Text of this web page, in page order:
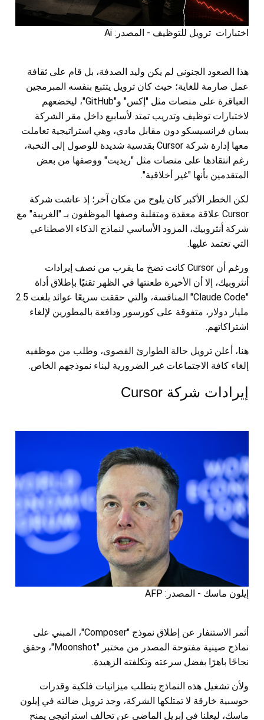
اختبارات ترويل للتوظيف - المصدر: Ai
هذا الصعود الجنوني لم يكن وليد الصدفة، بل قام على ثقافة
عمل صارمة للغاية؛ حيث كان ترويل يتتبع بنفسه المبرمجين
العباقرة على منصات مثل "إكس" و"GitHub"، ليخضعهم
لاختبارات توظيف وتدريب تمتد لأسابيع داخل مقر الشركة
بسان فرانسيسكو دون مقابل مادي، وهي استراتيجية تعاملت
معها إدارة شركة Cursor بقدسية شديدة للوصول إلى النخبة،
رغم انتقادها على منصات مثل "ريديت" ووصفها من بعض
المتقدمين بأنها "غير أخلاقية".
لكن الخطر الأكبر كان يلوح من مكان آخر؛ إذ عاشت شركة
Cursor علاقة معقدة ومتقلبة وصفها الموظفون بـ "الغريبة" مع
شركة أنثروبيك، المزود الأساسي لنماذج الذكاء الاصطناعي
التي تعتمد عليها.
ورغم أن Cursor كانت تضخ ما يقرب من نصف إيرادات
أنثروبيك، إلا أن الأخيرة طعنتها في الظهر تقنيًا بإطلاق أداة
"Claude Code" المنافسة، والتي حققت سريعًا عوائد بلغت 2.5
مليار دولار، متفوقة على كورسور ودافعة بالمطورين لإلغاء
اشتراكاتهم.
هنا، أعلن ترويل حالة الطوارئ القصوى، وطلب من موظفيه
إلغاء كافة الاجتماعات غير الضرورية لبناء نموذجهم الخاص.
إيرادات شركة Cursor
إيلون ماسك - المصدر: AFP
أثمر الاستنفار عن إطلاق نموذج "Composer"، المبني على
نماذج صينية مفتوحة المصدر من مختبر "Moonshot"، وحقق
نجاحًا باهرًا بفضل سرعته وتكلفته الزهيدة.
ولأن تشغيل هذه النماذج يتطلب ميزانيات فلكية وقدرات
حوسبية خارقة لا تمتلكها الشركة، وجد ترويل ضالته في إيلون
ماسك، ليعلنا في إبريل الماضي عن تحالف استراتيجي يمنح